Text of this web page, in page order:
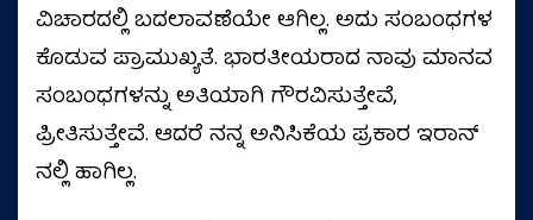
ವಿಚಾರದಲ್ಲಿ ಬದಲಾವಣೆಯೇ ಆಗಿಲ್ಲ. ಅದು ಸಂಬಂಧಗಳ
ಕೊಡುವ ಪ್ರಾಮುಖ್ಯತೆ. ಭಾರತೀಯರಾದ ನಾವು ಮಾನವ
ಸಂಬಂಧಗಳನ್ನು ಅತಿಯಾಗಿ ಗೌರವಿಸುತ್ತೇವೆ,
ಪ್ರೀತಿಸುತ್ತೇವೆ. ಆದರೆ ನನ್ನ ಅನಿಸಿಕೆಯ ಪ್ರಕಾರ ಇರಾನ್‌
ನಲ್ಲಿ ಹಾಗಿಲ್ಲ.